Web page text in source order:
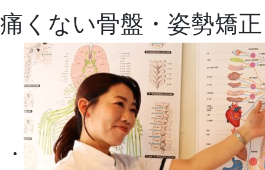
痛くない骨盤・姿勢矯正